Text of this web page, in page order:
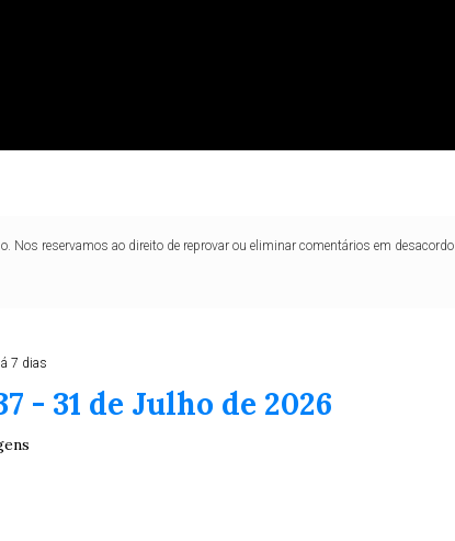
Nos reservamos ao direito de reprovar ou eliminar comentários em desacordo
7 dias
- 31 de Julho de 2026